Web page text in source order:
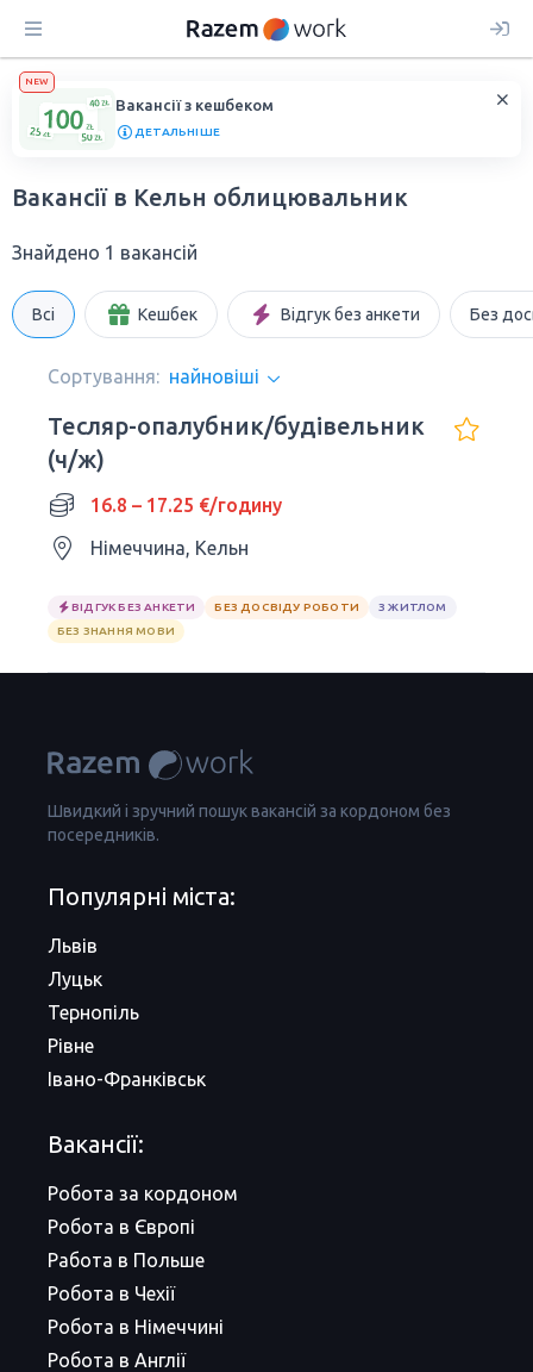
NEW
Вакансії з кешбеком
ДЕТАЛЬНІШЕ
Вакансії в Кельн облицювальник
Знайдено 1 вакансій
Всі Кешбек Відгук без анкети Без
Сортування: найновіші
Тесляр-опалубник/будівельник
(ч/ж)
16.8 – 17.25 €/годину
Німеччина, Кельн
ВІДГУК БЕЗ АНКЕТИ БЕЗ ДОСВІДУ РОБОТИ
З ЖИТЛОМ
БЕЗ ЗНАННЯ МОВИ
Швидкий і зручний пошук вакансій за кордоном без
посередників.
Популярні міста:
Львів
Луцьк
Тернопіль
Рівне
Івано-Франківськ
Вакансії:
Робота за кордоном
Робота в Європі
Работа в Польше
Робота в Чехії
Робота в Німеччині
Робота в Англії